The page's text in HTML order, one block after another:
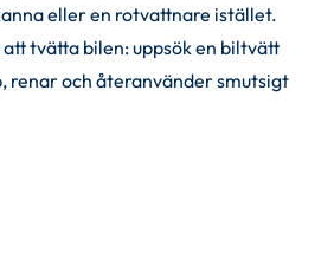
eller en rotvattnare istället.
tvätta bilen: uppsök en biltvätt
renar och återanvänder smutsigt